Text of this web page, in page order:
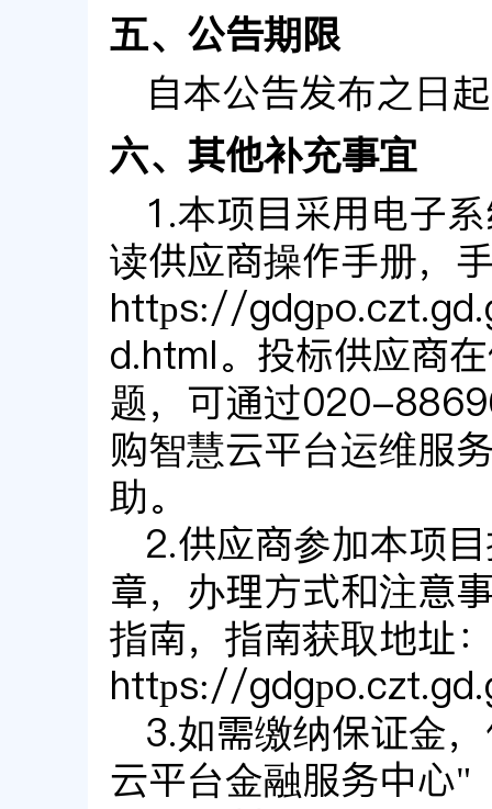
五、公告期限
自本公告发布之日起
六、其他补充事宜
1.本项目采用电子
读供应商操作手册，
https://
d.html。投标供应商
题，可通过020-
购智慧云平台运维服
助。
2.供应商参加本项
章，办理方式和注意
指南，指南获取地址
https://
3.如需缴纳保证金
云平台金融服务中心"